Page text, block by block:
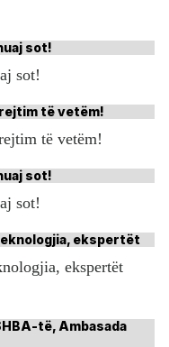
sot!
të vetëm!
sot!
ekspertët